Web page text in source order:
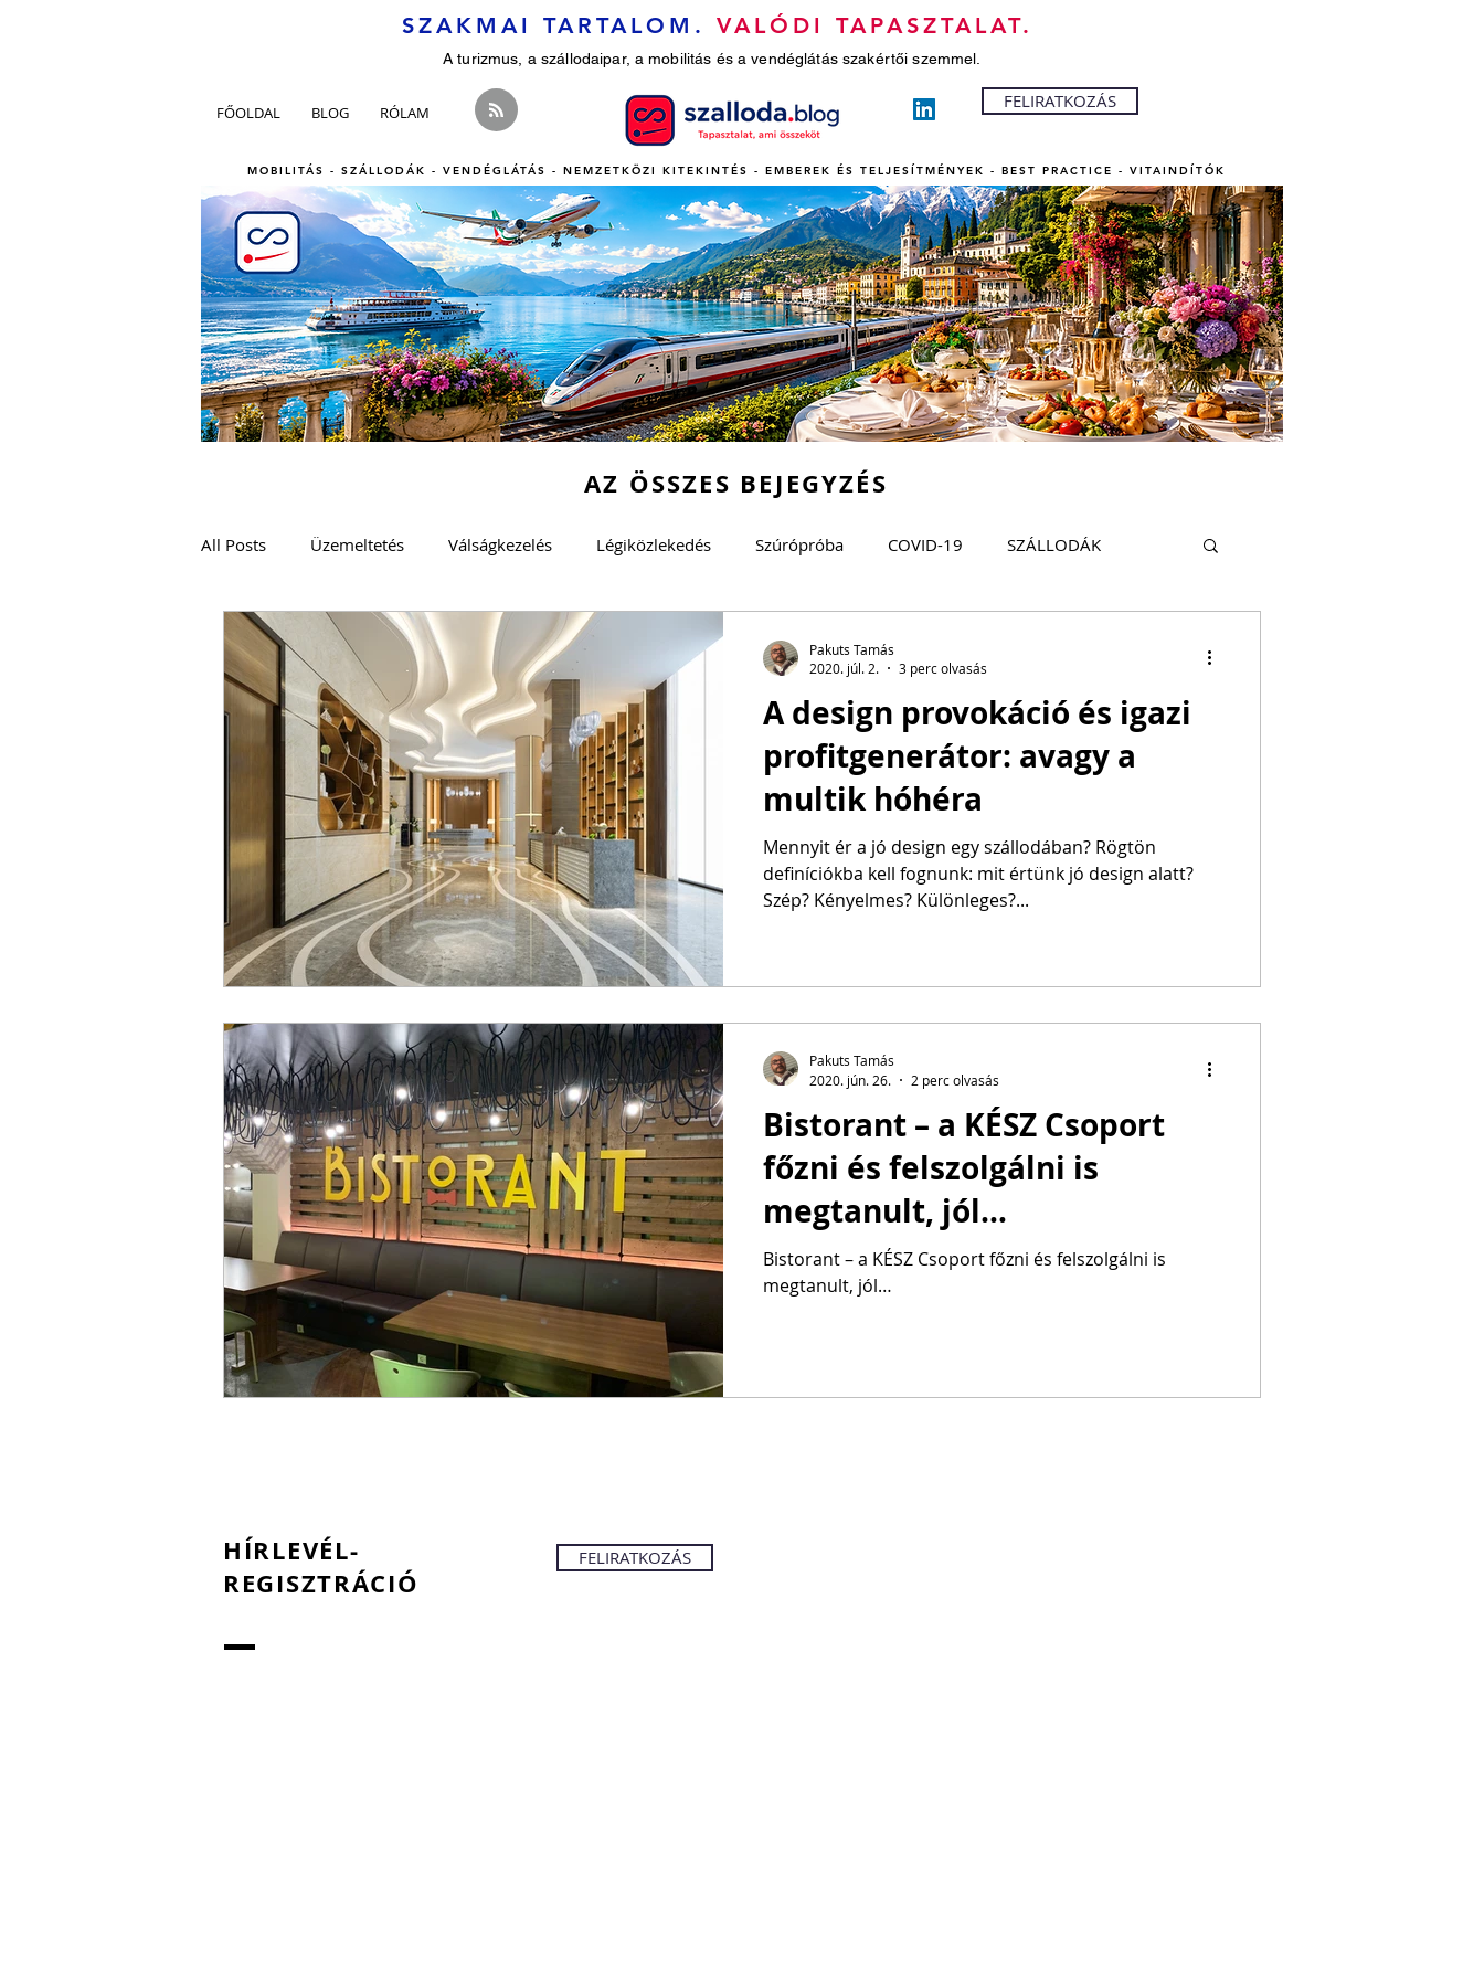
FŐOLDAL BLOG RÓLAM
FELIRATKOZÁS
SZAKMAI TARTALOM. VALÓDI TAPASZTALAT.
A turizmus, a szállodaipar, a mobilitás és a vendéglátás szakértői szemmel.
MOBILITÁS - SZÁLLODÁK - VENDÉGLÁTÁS - NEMZETKÖZI KITEKINTÉS - EMBEREK ÉS TELJESÍTMÉNYEK - BEST PRACTICE - VITAINDÍTÓK
AZ ÖSSZES BEJEGYZÉS
All Posts Üzemeltetés Válságkezelés Légiközlekedés Szúrópróba COVID-19 SZÁLLODÁK
VENDÉGLÁTÁS Podcast és Vlog TURIZMUS 360°
JÓ GYAKORLAT EMBEREK MYSTERY GUEST Közösségi közlekedés FENNTARTHATÓSÁG TRAVEL
CRISIS MANAGEMENT
A design provokáció és igazi
profitgenerátor: avagy a
multik hóhéra
Mennyit ér a jó design egy szállodában? Rögtön
definíciókba kell fognunk: mit értünk jó design alatt?
Szép? Kényelmes? Különleges?...
Pakuts Tamás
2020. júl. 2.
3 perc olvasás
Bistorant – a KÉSZ Csoport
főzni és felszolgálni is
megtanult, jól…
Bistorant – a KÉSZ Csoport főzni és felszolgálni is
megtanult, jól…
Pakuts Tamás
2020. jún. 26.
2 perc olvasás
HÍRLEVÉL-
REGISZTRÁCIÓ
FELIRATKOZÁS